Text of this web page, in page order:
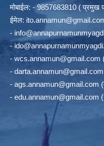
मोबाईल: - 9857683810 ( प्रमुख
ईमेल:
-
-
- wcs.annamun@gmail.com
- darta.annamun@gmail.com
- ags.annamun@gmail.com
- edu.annamun@gmail.com